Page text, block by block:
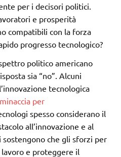
per i decisori politici.
e prosperità
compatibili con la forza
progresso tecnologico?
politico americano
sia “no”. Alcuni
tecnologica
minaccia per
spesso considerano il
all’innovazione e al
che gli sforzi per
e proteggere il